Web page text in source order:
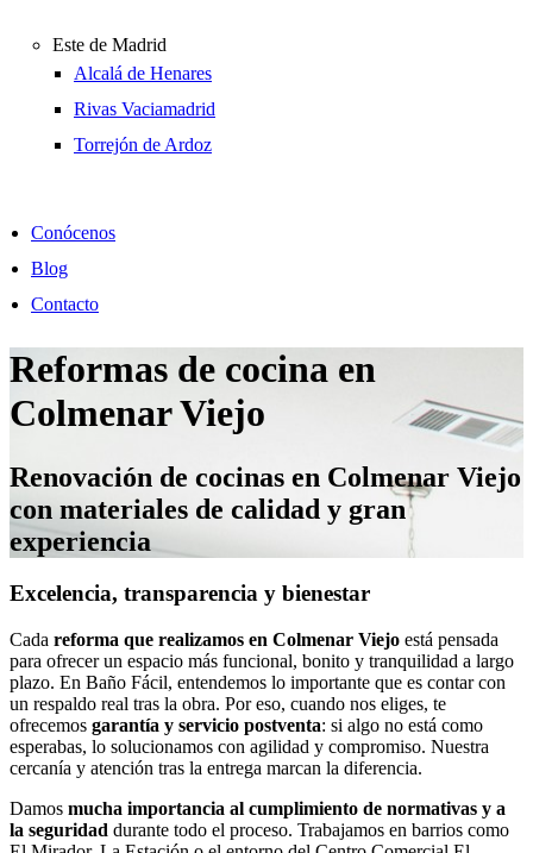
Este de Madrid
Alcalá de Henares
Rivas Vaciamadrid
Torrejón de Ardoz
Conócenos
Blog
Contacto
Reformas de cocina en
Colmenar Viejo
Renovación de cocinas en Colmenar Viejo
con materiales de calidad y gran
experiencia
Excelencia, transparencia y bienestar
Cada reforma que realizamos en Colmenar Viejo está pensada
para ofrecer un espacio más funcional, bonito y tranquilidad a largo
plazo. En Baño Fácil, entendemos lo importante que es contar con
un respaldo real tras la obra. Por eso, cuando nos eliges, te
ofrecemos garantía y servicio postventa: si algo no está como
esperabas, lo solucionamos con agilidad y compromiso. Nuestra
cercanía y atención tras la entrega marcan la diferencia.
Damos mucha importancia al cumplimiento de normativas y a
la seguridad durante todo el proceso. Trabajamos en barrios como